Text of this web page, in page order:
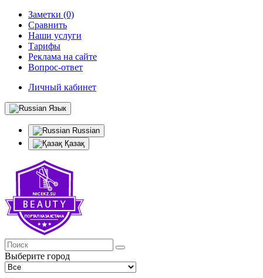
Заметки (0)
Сравнить
Наши услуги
Тарифы
Реклама на сайте
Вопрос-ответ
Личный кабинет
Язык
Russian
Қазақ
Выберите город